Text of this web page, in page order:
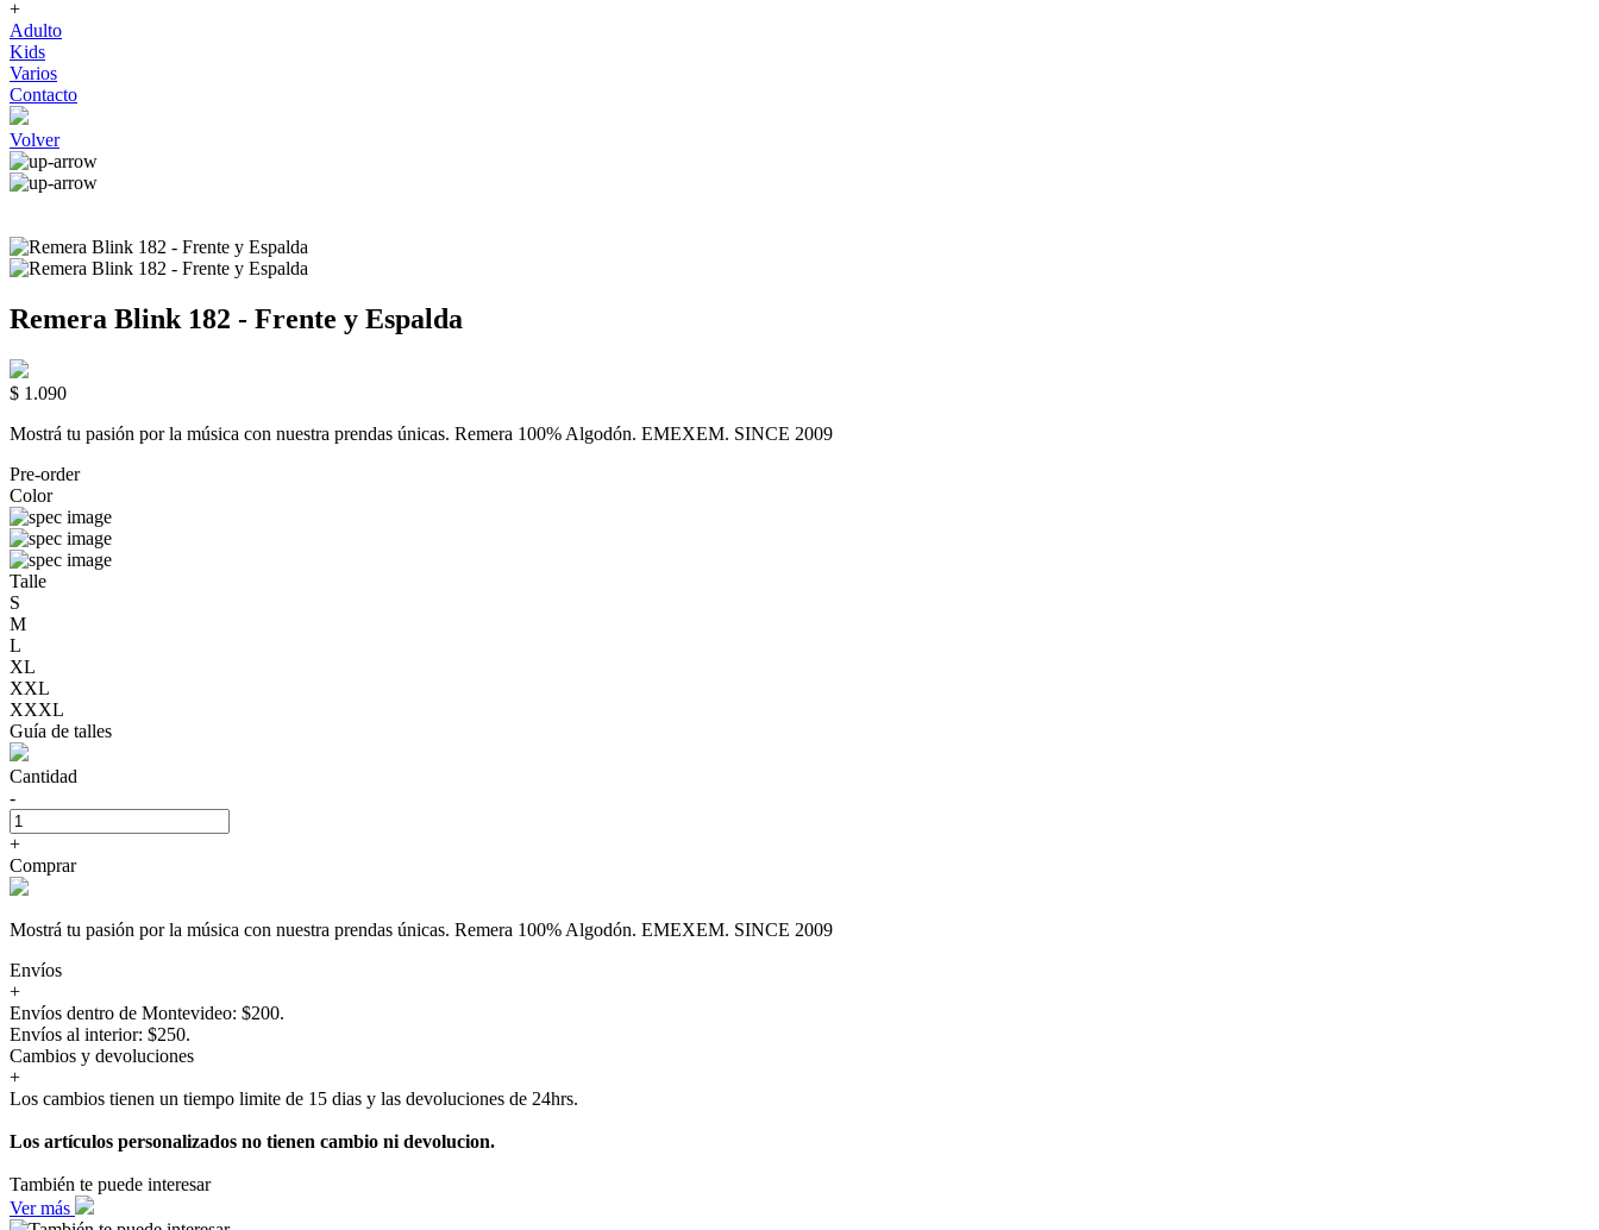
+
Adulto
Kids
Varios
Contacto
Volver
Remera Blink 182 - Frente y Espalda
$ 1.090
Mostrá tu pasión por la música con nuestra prendas únicas. Remera 100% Algodón. EMEXEM. SINCE 2009
Pre-order
Color
Talle
S
M
L
XL
XXL
XXXL
Guía de talles
Cantidad
-
+
Comprar
Mostrá tu pasión por la música con nuestra prendas únicas. Remera 100% Algodón. EMEXEM. SINCE 2009
Envíos
+
Envíos dentro de Montevideo: $200.
Envíos al interior: $250.
Cambios y devoluciones
+
Los cambios tienen un tiempo limite de 15 dias y las devoluciones de 24hrs.
Los artículos personalizados no tienen cambio ni devolucion.
También te puede interesar
Ver más